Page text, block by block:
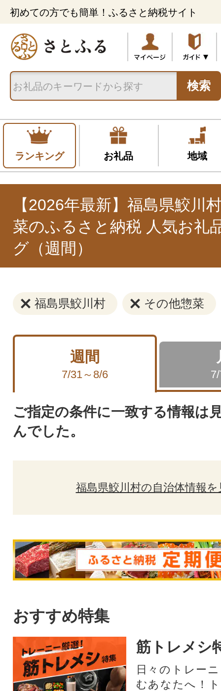
初めての方でも簡単！ふるさと納税サイト
検索
ランキング お礼品 地域
【2026年最新】福島県鮫川
菜のふるさと納税 人気お礼
グ（週間）
福島県鮫川村 その他惣菜
週間
7/31～8/6
ご指定の条件に一致する情報は
んでした。
福島県鮫川村の自治体情報を
おすすめ特集
筋トレメシ
日々のトレー
むあなたへ！